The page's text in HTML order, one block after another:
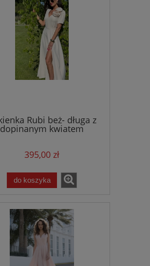
Rubi beż- długa z
dopinanym kwiatem
395,00 zł
do koszyka